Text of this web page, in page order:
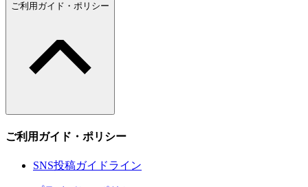
ご利用ガイド・ポリシー
ご利用ガイド・ポリシー
SNS投稿ガイドライン